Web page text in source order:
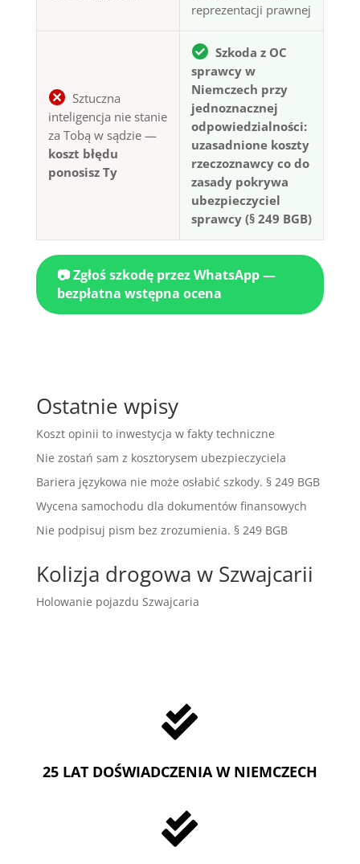
reprezentacji prawnej
Sztuczna
inteligencja nie stanie
za Tobą w sądzie —
koszt błędu
ponosisz Ty
Szkoda z OC
sprawcy w
Niemczech przy
jednoznacznej
odpowiedzialności:
uzasadnione koszty
rzeczoznawcy co do
zasady pokrywa
ubezpieczyciel
sprawcy (§ 249 BGB)
📷 Zgłoś szkodę przez WhatsApp —
bezpłatna wstępna ocena
Ostatnie wpisy
Koszt opinii to inwestycja w fakty techniczne
Nie zostań sam z kosztorysem ubezpieczyciela
Bariera językowa nie może osłabić szkody. § 249 BGB
Wycena samochodu dla dokumentów finansowych
Nie podpisuj pism bez zrozumienia. § 249 BGB
Kolizja drogowa w Szwajcarii
Holowanie pojazdu Szwajcaria

25 LAT DOŚWIADCZENIA W NIEMCZECH
